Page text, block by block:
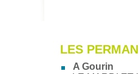
LES
A Gourin